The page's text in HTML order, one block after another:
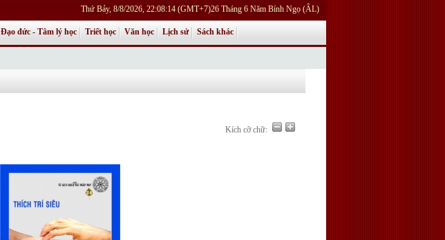
Thứ Bảy, 8/8/2026, 22:08:14 (GMT+7)26 Tháng 6 Năm Bính Ngọ (ÂL)
Đạo đức - Tâm lý học Triết học Văn học Lịch sử Sách khác
Kích cỡ chữ: